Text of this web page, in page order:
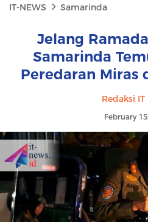
IT-NEWS Samarinda
Jelang
Samarinda
Peredaran Miras
Redaksi IT
February